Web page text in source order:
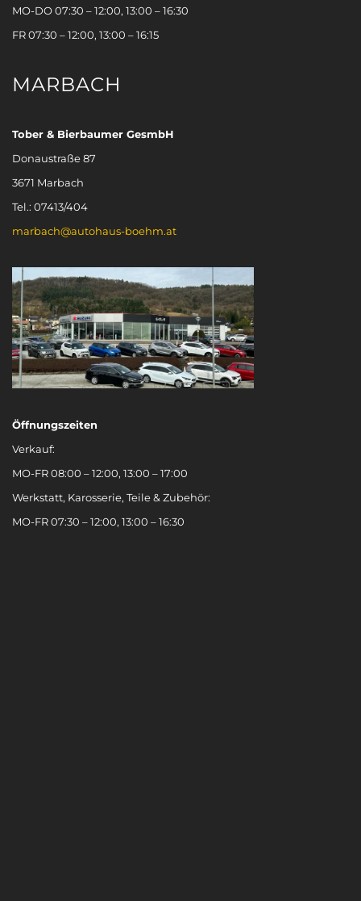
MO-DO 07:30 – 12:00, 13:00 – 16:30
FR 07:30 – 12:00, 13:00 – 16:15
MARBACH
Tober & Bierbaumer GesmbH
Donaustraße 87
3671 Marbach
Tel.: 07413/404
marbach@autohaus-boehm.at
Öffnungszeiten
Verkauf:
MO-FR 08:00 – 12:00, 13:00 – 17:00
Werkstatt, Karosserie, Teile & Zubehör:
MO-FR 07:30 – 12:00, 13:00 – 16:30